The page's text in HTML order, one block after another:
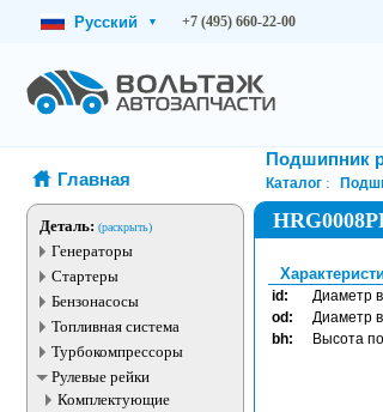
Русский ▾ +7 (495) 660-22-00
Главная
Деталь: (раскрыть)
Генераторы
Стартеры
Бензонасосы
Топливная система
Турбокомпрессоры
Рулевые рейки
Комплектующие
Подшипник
Каталог
id: Диаметр
od:
Диаметр
bh:
Высота